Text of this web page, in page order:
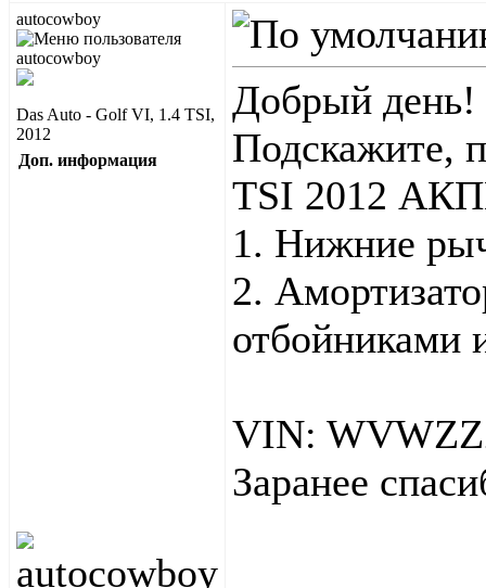
autocowboy
Das Auto - Golf VI, 1.4 TSI,
2012
Доп. информация
Добрый день!
Подскажите,
TSI 2012
1. Нижние
2.
VIN:
Заранее